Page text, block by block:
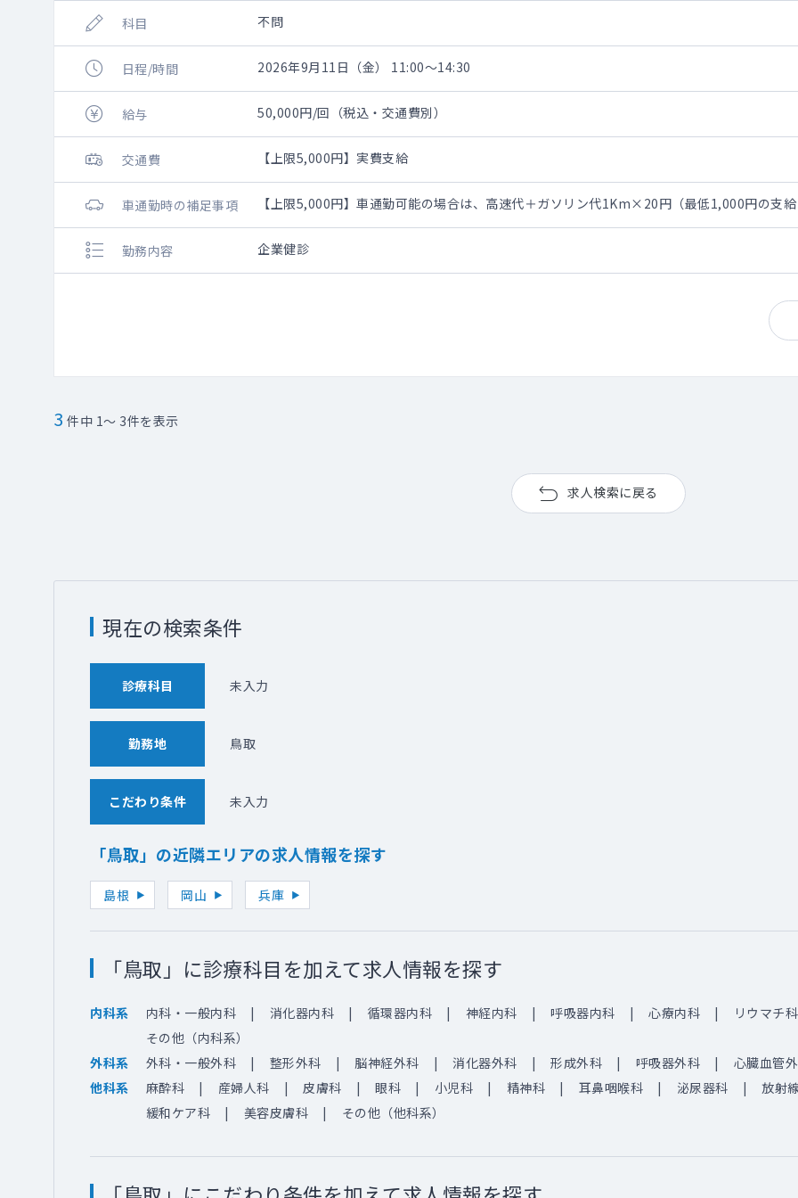
科目 不問
日程/時間 2026年9月11日（金） 11:00～14:30
給与 50,000円/回（税込・交通費別）
交通費 【上限5,000円】実費支給
車通勤時の補足事項 【上限5,000円】車通勤可能の場合は、高速代＋ガソリン代1Km×20円（最低1,000円の支
勤務内容 企業健診
3 件中 1～ 3件を表示
求人検索に戻る
現在の検索条件
診療科目 未入力
勤務地 鳥取
こだわり条件 未入力
「鳥取」の近隣エリアの求人情報を探す
島根 岡山 兵庫
「鳥取」に診療科目を加えて求人情報を探す
内科系 内科・一般内科 消化器内科 循環器内科 神経内科 呼吸器内科 心療内科
リウマチ科
その他（内科系）
外科系
外科・一般外科 整形外科 脳神経外科 消化器外科 形成外科 呼吸器外科
心臓血管
他科系
麻酔科 産婦人科 皮膚科 眼科 小児科 精神科 耳鼻咽喉科 泌尿器科
放射
緩和ケア科
美容皮膚科 その他（他科系）